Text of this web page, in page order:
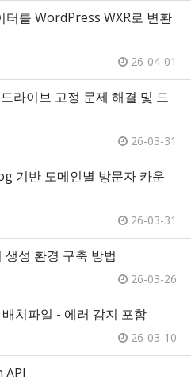
터를 WordPress WXR로 변환
26-04-01
라이브 고정 문제 해결 및 드
26-03-31
기반 도메인별 방문자 카운
26-03-31
성 환경 구축 방법
26-03-26
치파일 - 에러 감지 포함
26-03-10
API